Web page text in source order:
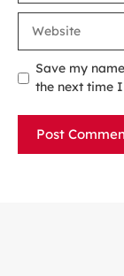
Save my
the next time